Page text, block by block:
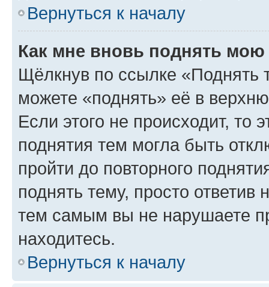
Вернуться к началу
Как мне вновь поднять мою
Щёлкнув по ссылке «Поднять
можете «поднять» её в
Если этого не происходит, то
поднятия тем могла быть
пройти до повторного
поднять тему, просто ответив
тем самым вы не нарушаете
находитесь.
Вернуться к началу